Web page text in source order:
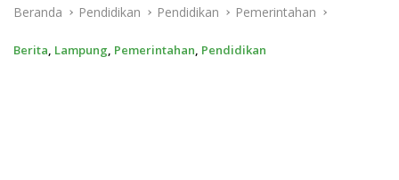
Beranda Pendidikan Pendidikan Pemerintahan
Berita, Lampung, Pemerintahan, Pendidikan